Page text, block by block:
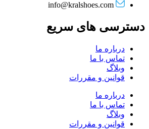
info@kralshoes.com
دسترسی های سریع
درباره ما
تماس با ما
وبلاگ
قوانین و مقررات
درباره ما
تماس با ما
وبلاگ
قوانین و مقررات